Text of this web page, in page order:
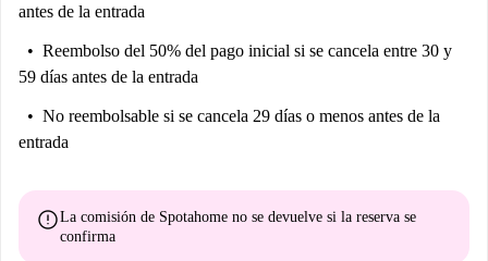
antes de la entrada
Reembolso del 50% del pago inicial si se cancela entre 30 y
59 días antes de la entrada
No reembolsable si se cancela 29 días o menos antes de la
entrada
errorLa comisión de Spotahome no se devuelve si la reserva se
confirma